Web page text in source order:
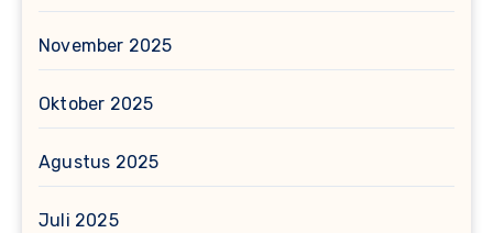
November 2025
Oktober 2025
Agustus 2025
Juli 2025